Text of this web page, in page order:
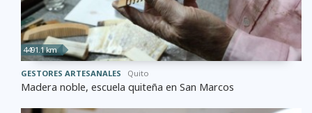
4491.1 km
GESTORES ARTESANALES Quito
Madera noble, escuela quiteña en San Marcos